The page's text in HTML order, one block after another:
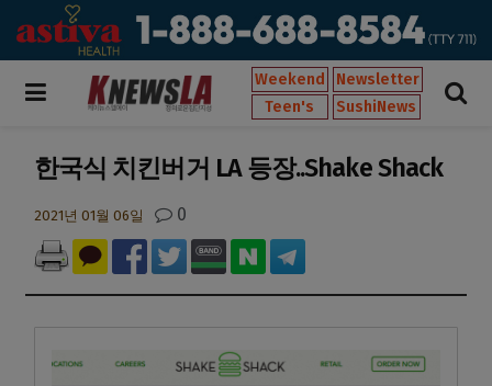
Weekend
Newsletter
Teen's
SushiNews
한국식 치킨버거 LA 등장..Shake Shack
2021년 01월 06일 0